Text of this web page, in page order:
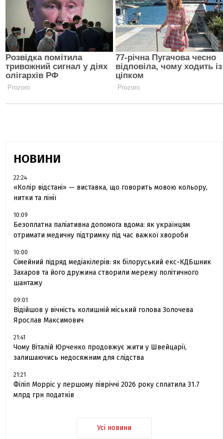
НОВИНИ
22:24
«Колір відстані» — виставка, що говорить мовою кольору,
нитки та лінії
10:09
Безоплатна паліативна допомога вдома: як українцям
отримати медичну підтримку під час важкої хвороби
10:00
Сімейний підряд медіакілерів: як білоруський екс-КДБшник
Захаров та його дружина створили мережу політичного
шантажу
09:01
Відійшов у вічність колишній міський голова Золочева
Ярослав Максимович
21:41
Чому Віталій Юрченко продовжує жити у Швейцарії,
залишаючись недосяжним для слідства
21:21
Філіп Морріс у першому півріччі 2026 року сплатила 31.7
млрд грн податків
Усі новини